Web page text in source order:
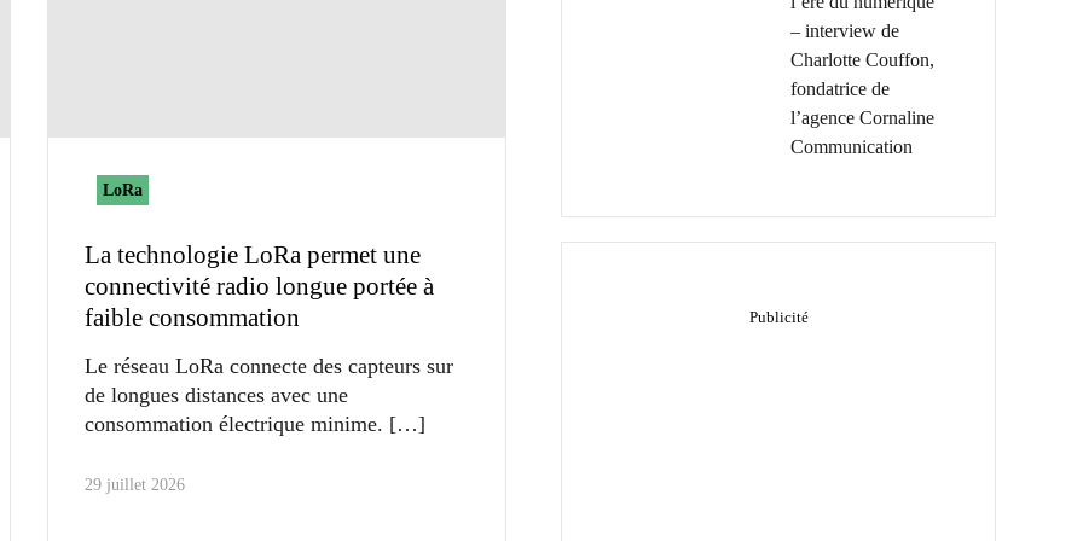
LoRa
La technologie LoRa permet une
connectivité radio longue portée à
faible consommation
Le réseau LoRa connecte des capteurs sur
de longues distances avec une
consommation électrique minime.
29 juillet 2026
– interview de
Charlotte Couffon,
fondatrice de
l’agence Cornaline
Communication